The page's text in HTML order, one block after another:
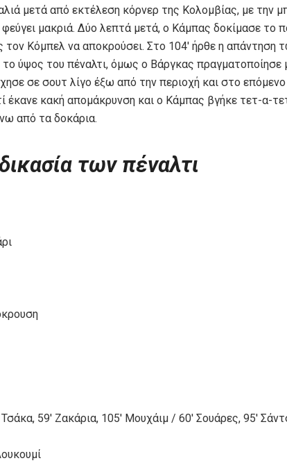
μετά από εκτέλεση κόρνερ της Κολομβίας, με την
φεύγει μακριά. Δύο λεπτά μετά, ο Κάμπας δοκίμασε το
τον Κόμπελ να αποκρούσει. Στο 104′ ήρθε η απάντηση
ύψος του πέναλτι, όμως ο Βάργκας πραγματοποίησε
σε σουτ λίγο έξω από την περιοχή και στο επόμενο
έκανε κακή απομάκρυνση και ο Κάμπας βγήκε τετ-α-
από τα δοκάρια.
των πέναλτι
59′ Ζακάρια, 105′ Μουχάιμ / 60′ Σουάρες, 95′